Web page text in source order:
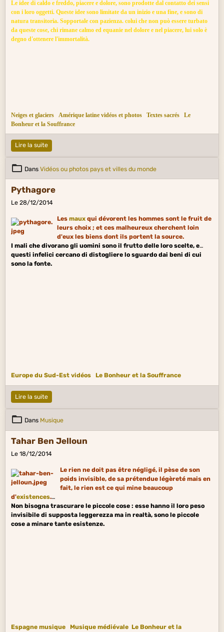
Le idee di caldo e freddo, piacere e dolore, sono prodotte dal contatto dei sensi
con i loro oggetti. Queste idee sono limitate da un inizio e una fine, e sono di
natura transitoria. Sopportale con pazienza. colui che non può essere turbato
da queste cose, chi rimane calmo ed equanie nel dolore e nel piacere, lui solo è
degno d'ottenere l'immortalità.
Neiges et glaciers Amérique latine vidéos et photos Textes sacrés
Le
Bonheur et la Souffrance
Lire la suite
Dans Vidéos ou photos pays et villes du monde
Pythagore
Le 28/12/2014
Les mauxqui dévorent les hommes sont le fruit de
leurs choix ; et ces malheureux cherchent loin
d'eux les biens dont ils portent la source.
I mali che divorano gli uomini sono il frutto delle loro scelte, e
questi infelici cercano di distogliere lo sguardo dai beni di cui
sono la fonte.
Europe du Sud-Est vidéos Le Bonheur et la Souffrance
Lire la suite
Dans Musique
Tahar Ben Jelloun
Le 18/12/2014
Le rien ne doit pas être négligé, il pèse de son
poids invisible, de sa prétendue légèreté mais en
fait, le rien est ce qui mine beaucoup
d'existences.
Non bisogna trascurare le piccole cose : esse hanno il loro peso
invisibile di supposta leggerezza ma in realtà, sono le piccole
cose a minare tante esistenze.
Espagne musique Musique médiévale Le Bonheur et la